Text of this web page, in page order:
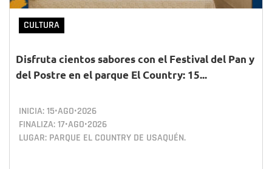
CULTURA
Disfruta cientos sabores con el Festival del Pan y
del Postre en el parque El Country: 15...
INICIA:15•AGO•2026
FINALIZA:17•AGO•2026
LUGAR: PARQUE EL COUNTRY DE USAQUÉN.